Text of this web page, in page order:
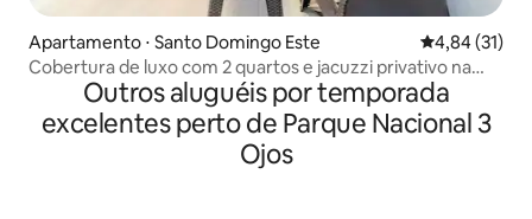
Apartamento ⋅ Santo Domingo Este 4,84 de uma
4,84 (31)
Cobertura de luxo com 2 quartos e jacuzzi privativo na
cidade.Outros aluguéis por temporada
excelentes perto de Parque Nacional 3
Ojos